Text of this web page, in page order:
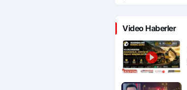
Video Haberler